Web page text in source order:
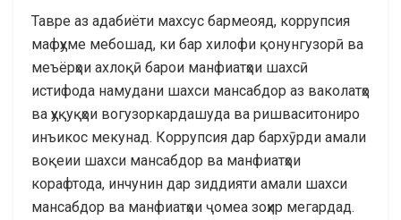
Тавре аз адабиёти махсус бармеояд, коррупсия
мафҳуме мебошад, ки бар хилофи қонунгузорӣ ва
меъёрҳои ахлоқӣ барои манфиатҳои шахсӣ
истифода намудани шахси мансабдор аз ваколатҳо
ва ҳуқуқҳои вогузоркардашуда ва ришваситониро
инъикос мекунад. Коррупсия дар бархӯрди амали
воқеии шахси мансабдор ва манфиатҳои
корафтода, инчунин дар зиддияти амали шахси
мансабдор ва манфиатҳои ҷомеа зоҳир мегардад.